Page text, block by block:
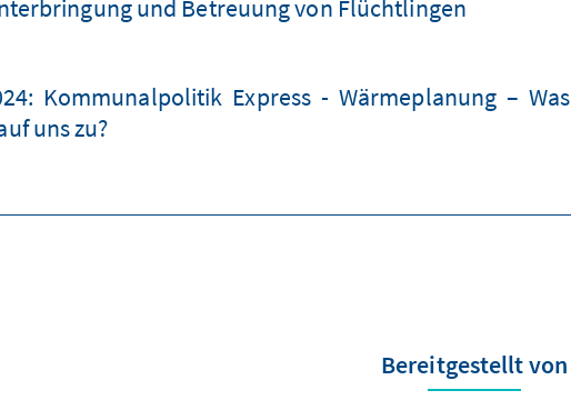
und Betreuung von Flüchtlingen
Kommunalpolitik Express - Wärmeplanung – Was
uns zu?
Bereitgestellt von